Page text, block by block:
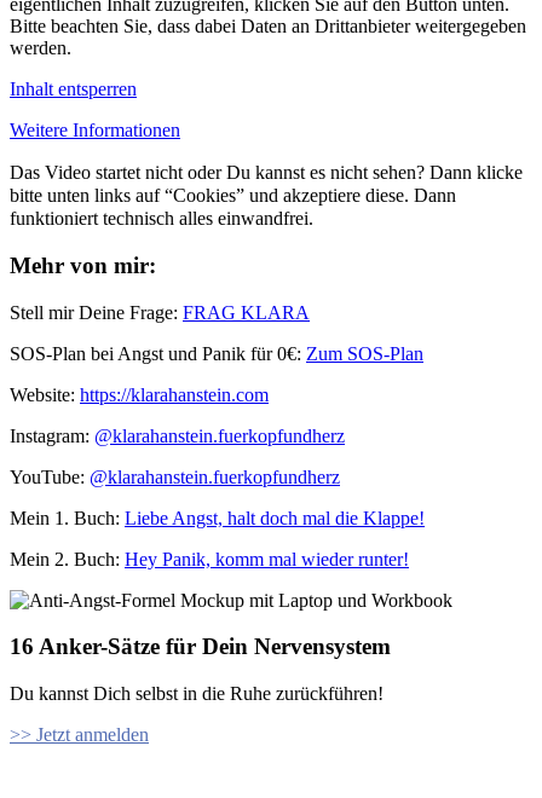
eigentlichen Inhalt zuzugreifen, klicken Sie auf den Button unten.
Bitte beachten Sie, dass dabei Daten an Drittanbieter weitergegeben
werden.
Inhalt entsperren
Weitere Informationen
Das Video startet nicht oder Du kannst es nicht sehen? Dann klicke
bitte unten links auf “Cookies” und akzeptiere diese. Dann
funktioniert technisch alles einwandfrei.
Mehr von mir:
Stell mir Deine Frage: FRAG KLARA
SOS-Plan bei Angst und Panik für 0€: Zum SOS-Plan
Website: ⁠⁠https://klarahanstein.com
Instagram: ⁠⁠@klarahanstein.fuerkopfundherz
YouTube: @klarahanstein.fuerkopfundherz
Mein 1. Buch: ⁠⁠ Liebe Angst, halt doch mal die Klappe!⁠⁠
Mein 2. Buch: Hey Panik, komm mal wieder runter!
16 Anker-Sätze für Dein Nervensystem
Du kannst Dich selbst in die Ruhe zurückführen!
>> Jetzt anmelden